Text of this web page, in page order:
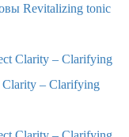
Revitalizing tonic
– Clarifying